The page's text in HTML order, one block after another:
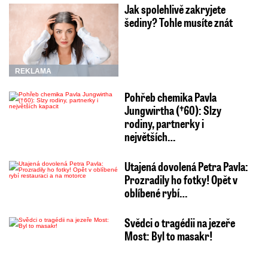
REKLAMA
Jak spolehlivě zakryjete
šediny? Tohle musíte znát
Pohřeb chemika Pavla
Jungwirtha (†60): Slzy
rodiny, partnerky i
největších…
Utajená dovolená Petra Pavla:
Prozradily ho fotky! Opět v
oblíbené rybí…
Svědci o tragédii na jezeře
Most: Byl to masakr!